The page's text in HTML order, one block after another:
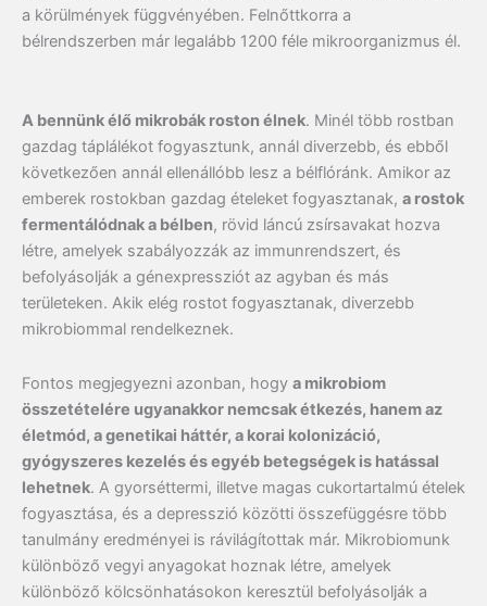
a körülmények függvényében. Felnőttkorra a
bélrendszerben már legalább 1200 féle mikroorganizmus él.
A bennünk élő mikrobák roston élnek. Minél több rostban
gazdag táplálékot fogyasztunk, annál diverzebb, és ebből
következően annál ellenállóbb lesz a bélflóránk. Amikor az
emberek rostokban gazdag ételeket fogyasztanak, a rostok
fermentálódnak a bélben, rövid láncú zsírsavakat hozva
létre, amelyek szabályozzák az immunrendszert, és
befolyásolják a génexpressziót az agyban és más
területeken. Akik elég rostot fogyasztanak, diverzebb
mikrobiommal rendelkeznek.
Fontos megjegyezni azonban, hogy a mikrobiom
összetételére ugyanakkor nemcsak étkezés, hanem az
életmód, a genetikai háttér, a korai kolonizáció,
gyógyszeres kezelés és egyéb betegségek is hatással
lehetnek. A gyorséttermi, illetve magas cukortartalmú ételek
fogyasztása, és a depresszió közötti összefüggésre több
tanulmány eredményei is rávilágítottak már. Mikrobiomunk
különböző vegyi anyagokat hoznak létre, amelyek
különböző kölcsönhatásokon keresztül befolyásolják a